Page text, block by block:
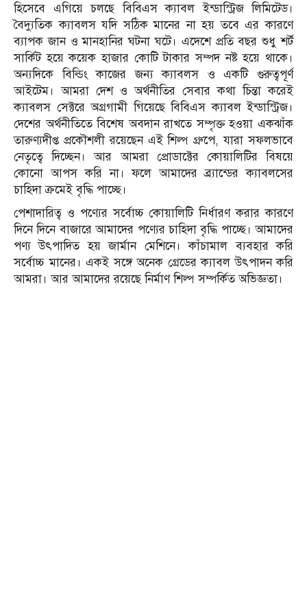
হিসেবে এগিয়ে চলছে বিবিএস ক্যাবল ইন্ডাস্ট্রিজ লিমিটেড।
বৈদ্যুতিক ক্যাবলস যদি সঠিক মানের না হয় তবে এর কারণে
ব্যাপক জান ও মানহানির ঘটনা ঘটে। এদেশে প্রতি বছর শুধু শর্ট
সার্কিট হয়ে কয়েক হাজার কোটি টাকার সম্পদ নষ্ট হয়ে থাকে।
অন্যদিকে বিল্ডিং কাজের জন্য ক্যাবলস ও একটি গুরুত্বপূর্ণ
আইটেম। আমরা দেশ ও অর্থনীতির সেবার কথা চিন্তা করেই
ক্যাবলস সেক্টরে অগ্রগামী গিয়েছে বিবিএস ক্যাবল ইন্ডাস্ট্রিজ।
দেশের অর্থনীতিতে বিশেষ অবদান রাখতে সম্পৃক্ত হওয়া একঝাঁক
তারুণ্যদীপ্ত প্রকৌশলী রয়েছেন এই শিল্প গ্রুপে, যারা সফলভাবে
নেতৃত্বে দিচ্ছেন। আর আমরা প্রোডাক্টের কোয়ালিটির বিষয়ে
কোনো আপস করি না। ফলে আমাদের ব্র্যান্ডের ক্যাবলসের
চাহিদা ক্রমেই বৃদ্ধি পাচ্ছে।
পেশাদারিত্ব ও পণ্যের সর্বোচ্চ কোয়ালিটি নির্ধারণ করার কারণে
দিনে দিনে বাজারে আমাদের পণ্যের চাহিদা বৃদ্ধি পাচ্ছে। আমাদের
পণ্য উৎপাদিত হয় জার্মান মেশিনে। কাঁচামাল ব্যবহার করি
সর্বোচ্চ মানের। একই সঙ্গে অনেক গ্রেডের ক্যাবল উৎপাদন করি
আমরা। আর আমাদের রয়েছে নির্মাণ শিল্প সম্পর্কিত অভিজ্ঞতা।